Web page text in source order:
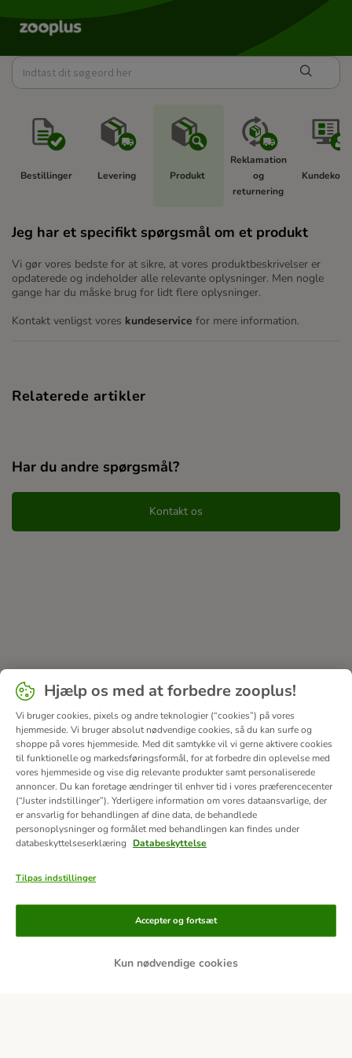
Bestillinger Levering Produkt
Reklamation
og
returnering
Jeg har et specifikt spørgsmål om et produkt
Vi gør vores bedste for at sikre, at vores produktbeskrivelser er
opdaterede og indeholder alle relevante oplysninger. Men nogle
gange har du måske brug for lidt flere oplysninger.
Kontakt venligst vores kundeservice for mere information.
Relaterede artikler
Har du andre spørgsmål?
Kontakt os
Betalingsformer
Faktura
Hjælp os med at forbedre zooplus!
Vi bruger cookies, pixels og andre teknologier (“cookies”) på vores
hjemmeside. Vi bruger absolut nødvendige cookies, så du kan surfe og
shoppe på vores hjemmeside. Med dit samtykke vil vi gerne aktivere cookies
til funktionelle og markedsføringsformål, for at forbedre din oplevelse med
vores hjemmeside og vise dig relevante produkter samt personaliserede
annoncer. Du kan foretage ændringer til enhver tid i vores præferencecenter
(“Juster indstillinger”). Yderligere information om vores dataansvarlige, der
er ansvarlig for behandlingen af ​​dine data, de behandlede
personoplysninger og formålet med behandlingen kan findes under
databeskyttelseserklæring
Databeskyttelse
Tilpas indstillinger
Kun nødvendige cookies
Accepter og fortsæt